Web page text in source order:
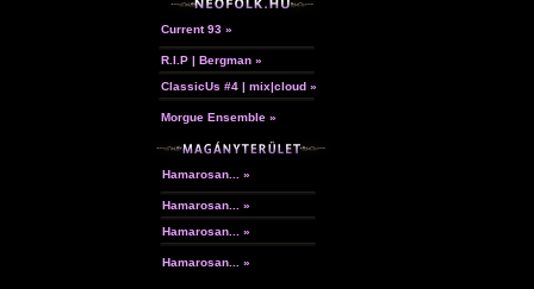
Current 93 »
R.I.P | Bergman »
ClassicUs #4 | mix|cloud »
Morgue Ensemble »
Hamarosan... »
Hamarosan... »
Hamarosan... »
Hamarosan... »